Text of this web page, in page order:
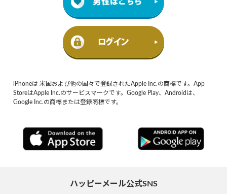
iPhoneは 米国および他の国々で登録されたApple Inc.の商標です。App
StoreはApple Inc.のサービスマークです。Google Play、Androidは、
Google Inc.の商標または登録商標です。
ハッピーメール公式SNS